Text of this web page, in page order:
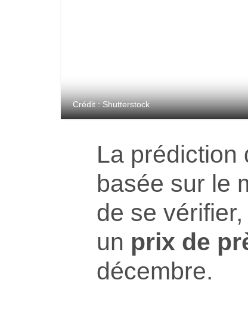
Crédit : Shutterstock
La prédiction
basée sur le
de se
un prix de
décembre.